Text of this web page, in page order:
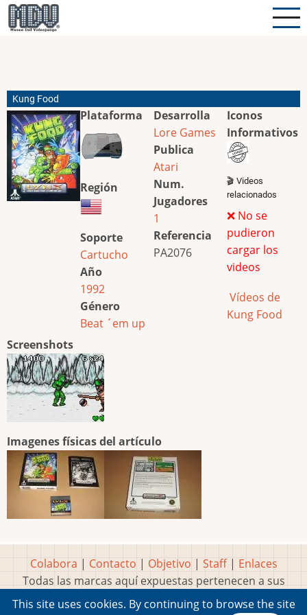
Pasar
al
Kung Food
Plataforma
Región
Soporte
Cartucho
Año
1992
Género
Beat ´em up
Desarrolla
Lore Games
Publica
Atari
Num.
Jugadores
1
Referencia
PA2076
Iconos
Informativos
🎬 Videos
relacionados
❌ No se
pudieron
cargar los
videos
Vídeos de
Kung Food
Screenshots
Imagenes físicas del artículo
Colabora | Contacto | Objetivo | Staff| Enlaces
Todas las marcas aquí expuestas pertenecen a sus
respectivos y legítimos dueños
This site uses cookies. By continuing to browse the site